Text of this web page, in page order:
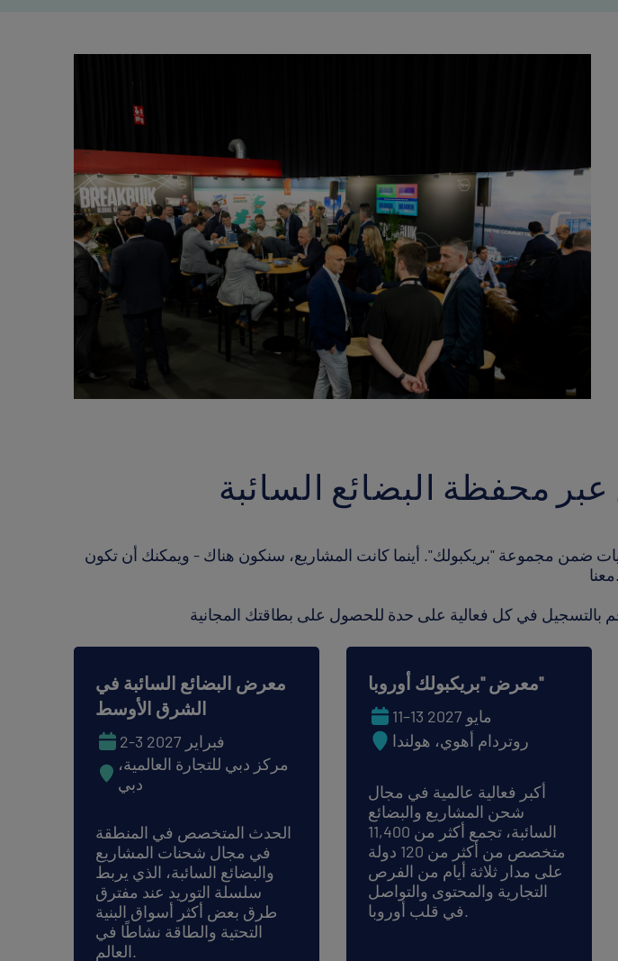
عبر محفظة البضائع السائبة
ضمن مجموعة "بريكبولك". أينما كانت المشاريع، سنكون هناك - ويمكنك أن تكون
معنا.
معرض البضائع السائبة في
الشرق الأوسط
2-3 فبراير 2027
مركز دبي للتجارة العالمية،
دبي
الحدث المتخصص في المنطقة
في مجال شحنات المشاريع
والبضائع السائبة، الذي يربط
سلسلة التوريد عند مفترق
طرق بعض أكثر أسواق البنية
التحتية والطاقة نشاطًا في
العالم.
معرض "بريكبولك أوروبا"
11–13 مايو 2027
روتردام أهوي، هولندا
أكبر فعالية عالمية في مجال
شحن المشاريع والبضائع
السائبة، تجمع أكثر من 11,400
متخصص من أكثر من 120 دولة
على مدار ثلاثة أيام من الفرص
التجارية والمحتوى والتواصل
في قلب أوروبا.